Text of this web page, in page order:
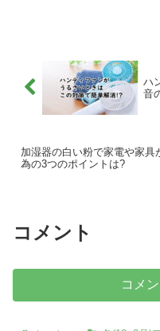
計
で
ハ
音
加湿器の白い粉で家電や家具
為の3つのポイントは?
コメント
コメ